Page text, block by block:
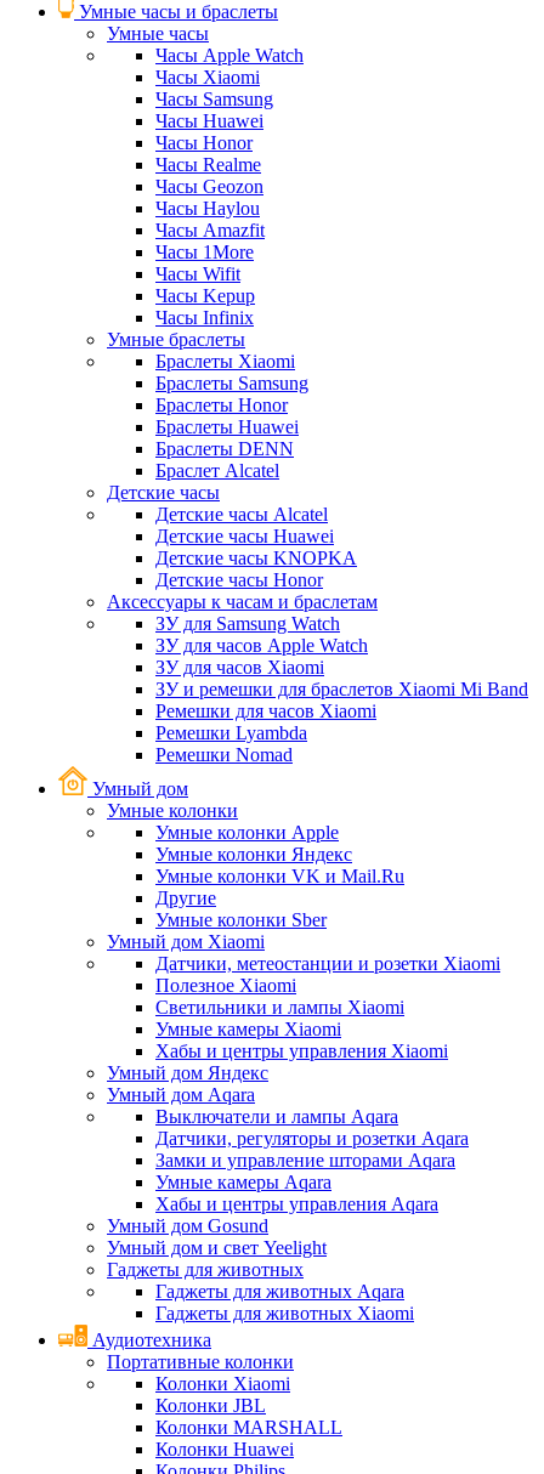
Умные часы и браслеты
Умные часы
Часы Apple Watch
Часы Xiaomi
Часы Samsung
Часы Huawei
Часы Honor
Часы Realme
Часы Geozon
Часы Haylou
Часы Amazfit
Часы 1More
Часы Wifit
Часы Kepup
Часы Infinix
Умные браслеты
Браслеты Xiaomi
Браслеты Samsung
Браслеты Honor
Браслеты Huawei
Браслеты DENN
Браслет Alcatel
Детские часы
Детские часы Alcatel
Детские часы Huawei
Детские часы KNOPKA
Детские часы Honor
Аксессуары к часам и браслетам
ЗУ для Samsung Watch
ЗУ для часов Apple Watch
ЗУ для часов Xiaomi
ЗУ и ремешки для браслетов Xiaomi Mi Band
Ремешки для часов Xiaomi
Ремешки Lyambda
Ремешки Nomad
Умный дом
Умные колонки
Умные колонки Apple
Умные колонки Яндекс
Умные колонки VK и Mail.Ru
Другие
Умные колонки Sber
Умный дом Xiaomi
Датчики, метеостанции и розетки Xiaomi
Полезное Xiaomi
Светильники и лампы Xiaomi
Умные камеры Xiaomi
Хабы и центры управления Xiaomi
Умный дом Яндекс
Умный дом Aqara
Выключатели и лампы Aqara
Датчики, регуляторы и розетки Aqara
Замки и управление шторами Aqara
Умные камеры Aqara
Хабы и центры управления Aqara
Умный дом Gosund
Умный дом и свет Yeelight
Гаджеты для животных
Гаджеты для животных Aqara
Гаджеты для животных Xiaomi
Аудиотехника
Портативные колонки
Колонки Xiaomi
Колонки JBL
Колонки MARSHALL
Колонки Huawei